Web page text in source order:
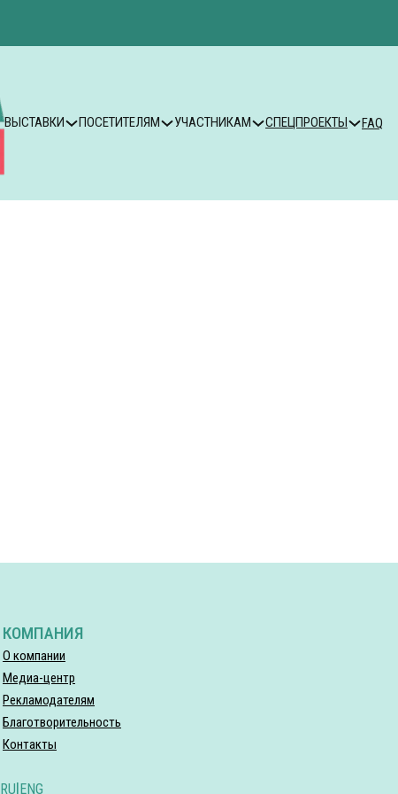
ВЫСТАВКИ ПОСЕТИТЕЛЯМ УЧАСТНИКАМ СПЕЦПРОЕКТЫ FAQ
КОМПАНИЯ
О компании
Медиа-центр
Рекламодателям
Благотворительность
Контакты
RU|ENG